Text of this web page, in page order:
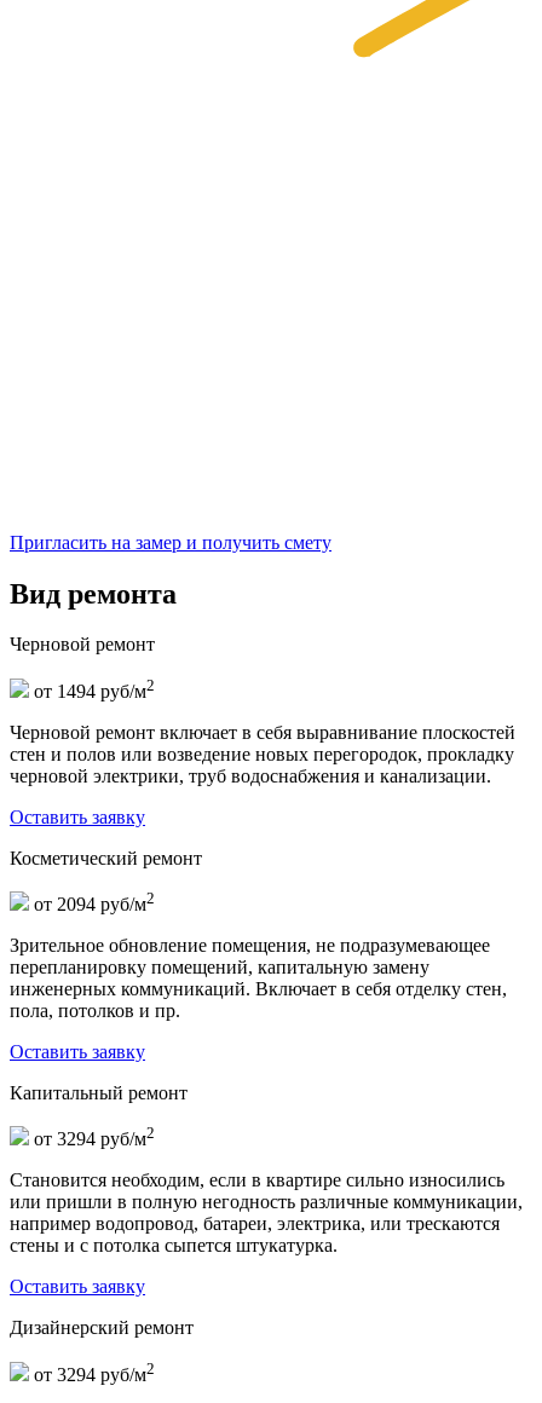
Пригласить на замер и получить смету
Вид ремонта
Черновой ремонт
от 1494 руб/м2
Черновой ремонт включает в себя выравнивание плоскостей
стен и полов или возведение новых перегородок, прокладку
черновой электрики, труб водоснабжения и канализации.
Оставить заявку
Косметический ремонт
от 2094 руб/м2
Зрительное обновление помещения, не подразумевающее
перепланировку помещений, капитальную замену
инженерных коммуникаций. Включает в себя отделку стен,
пола, потолков и пр.
Оставить заявку
Капитальный ремонт
от 3294 руб/м2
Становится необходим, если в квартире сильно износились
или пришли в полную негодность различные коммуникации,
например водопровод, батареи, электрика, или трескаются
стены и с потолка сыпется штукатурка.
Оставить заявку
Дизайнерский ремонт
от 3294 руб/м2